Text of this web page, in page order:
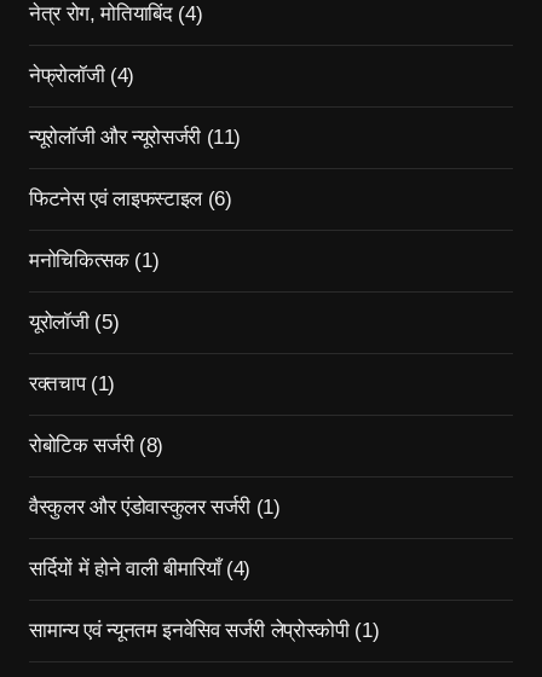
नेत्र रोग, मोतियाबिंद(4)
नेफ्रोलॉजी(4)
न्यूरोलॉजी और न्यूरोसर्जरी(11)
फिटनेस एवं लाइफस्टाइल(6)
मनोचिकित्सक(1)
यूरोलॉजी(5)
रक्तचाप(1)
रोबोटिक सर्जरी(8)
वैस्कुलर और एंडोवास्कुलर सर्जरी (1)
सर्दियों में होने वाली बीमारियाँ(4)
सामान्य एवं न्यूनतम इनवेसिव सर्जरी लेप्रोस्कोपी(1)